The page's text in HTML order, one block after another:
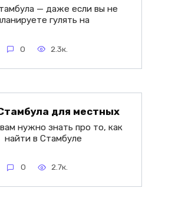
— даже если вы не
гулять на
0 2.3к.
для местных
нужно знать про то, как
найти в Стамбуле
0 2.7к.